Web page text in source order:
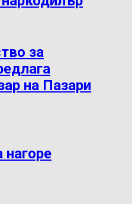
за
на Пазари
нагоре